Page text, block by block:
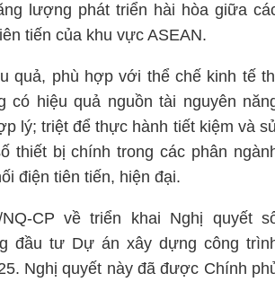
lượng phát triển hài hòa giữa
tiến của khu vực ASEAN.
quả, phù hợp với thể chế kinh tế
hiệu quả nguồn tài nguyên
lý; triệt để thực hành tiết kiệm và
thiết bị chính trong các phân
điện tiên tiến, hiện đại.
CP về triển khai Nghị quyết
đầu tư Dự án xây dựng công
Nghị quyết này đã được Chính